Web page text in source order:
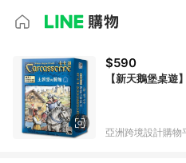
$590
【新天鵝堡桌遊
亞洲跨境設計購物